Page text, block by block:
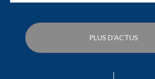
PLUS D'ACTUS